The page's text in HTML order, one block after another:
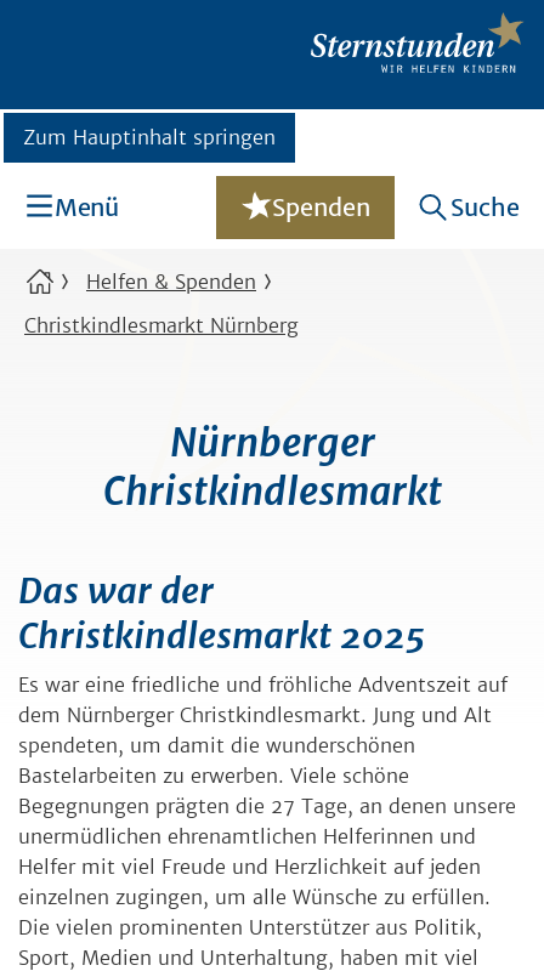
Zum Hauptinhalt springen
Menü Spenden Suche
Helfen & Spenden
Christkindlesmarkt Nürnberg
Nürnberger
Christkindlesmarkt
Das war der
Christkindlesmarkt 2025
Es war eine friedliche und fröhliche Adventszeit auf
dem Nürnberger Christkindlesmarkt. Jung und Alt
spendeten, um damit die wunderschönen
Bastelarbeiten zu erwerben. Viele schöne
Begegnungen prägten die 27 Tage, an denen unsere
unermüdlichen ehrenamtlichen Helferinnen und
Helfer mit viel Freude und Herzlichkeit auf jeden
einzelnen zugingen, um alle Wünsche zu erfüllen.
Die vielen prominenten Unterstützer aus Politik,
Sport, Medien und Unterhaltung, haben mit viel